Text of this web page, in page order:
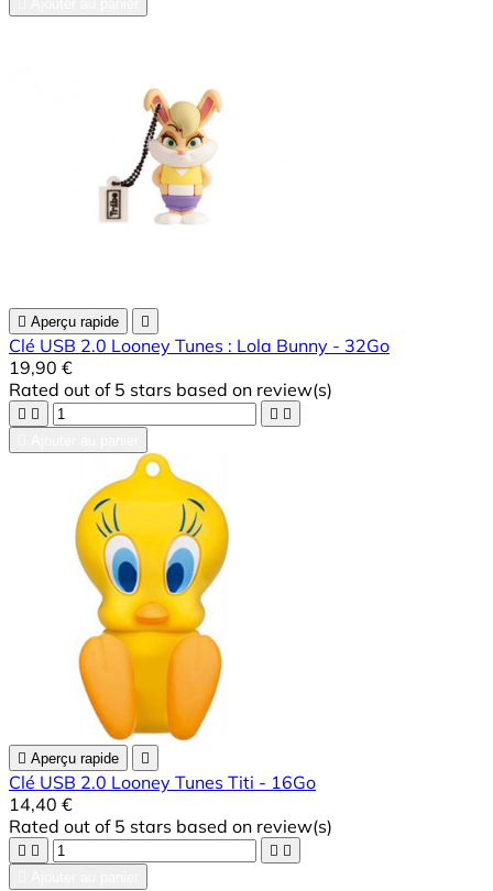
 Aperçu rapide 
Clé USB 2.0 Looney Tunes : Lola Bunny - 32Go
19,90 €
Rated out of 5 stars based on review(s)
   
 Aperçu rapide 
Clé USB 2.0 Looney Tunes Titi - 16Go
14,40 €
Rated out of 5 stars based on review(s)
   